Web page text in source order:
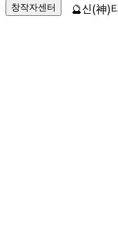
창작자센터 🔮신(神)